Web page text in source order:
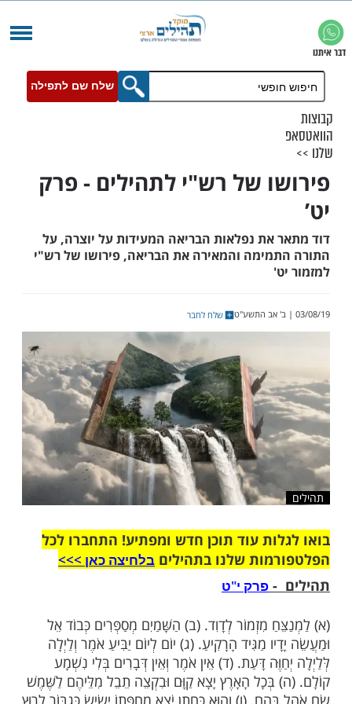
שלח שם לתפילה
של רש"י לתהילים - פרק
והמאירה את הבריאה, פירושו של רש"י
שלח לחבר
עוד תוכן חדש ומפתיע! התחברו לכל
שלנו בתהיליםבלחיצה כאן >>>​